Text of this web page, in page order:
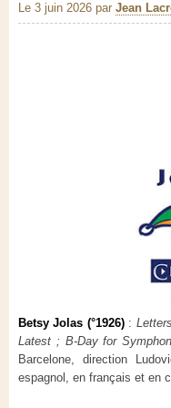
Le 3 juin 2026 par Jean
Betsy Jolas (°1926) :
Latest ; B-Day for
Barcelone, direction
espagnol, en français et en